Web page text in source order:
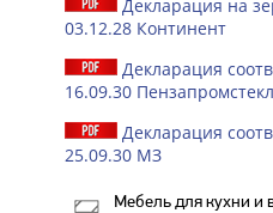
Декларация на
03.12.28 Континент
Декларация
16.09.30
Декларация
25.09.30 МЗ
Мебель для кухни и